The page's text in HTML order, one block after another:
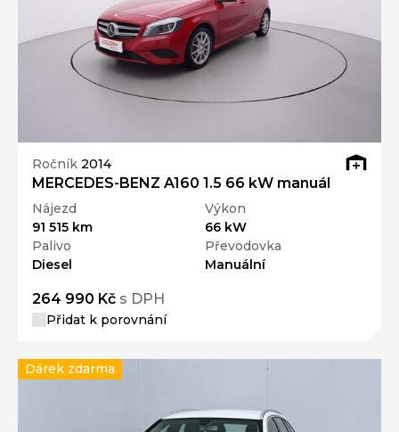
Ročník 2014
MERCEDES-BENZ A160 1.5 66 kW manuál
Nájezd
91 515 km
Výkon
66 kW
Palivo
Diesel
Převodovka
Manuální
264 990 Kč s DPH
Přidat k porovnání
Dárek zdarma